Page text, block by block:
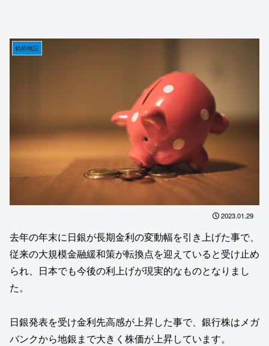
銘柄検証
2023.01.29
去年の年末に日銀が長期金利の変動幅を引き上げた事で、
従来の大規模金融緩和策が転換点を迎えていると受け止め
られ、日本でも今後の利上げが現実的なものとなりまし
た。
日銀発表を受け金利先高感が上昇した事で、銀行株はメガ
バンクから地銀まで大きく株価が上昇しています。